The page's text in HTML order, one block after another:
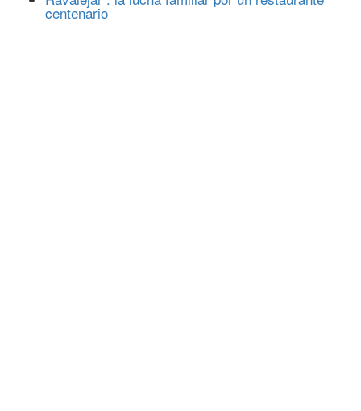
centenario